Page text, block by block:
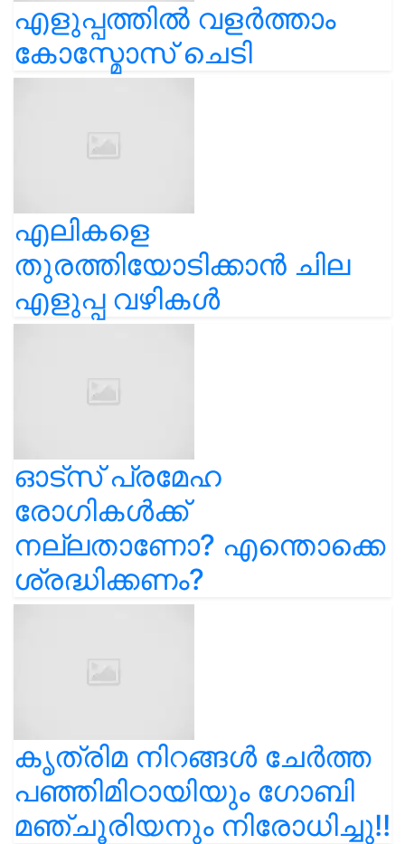
എളുപ്പത്തിൽ വളർത്താം
കോസ്മോസ് ചെടി
എലികളെ
തുരത്തിയോടിക്കാൻ ചില
എളുപ്പ വഴികൾ
ഓട്സ് പ്രമേഹ
രോഗികൾക്ക്
നല്ലതാണോ? എന്തൊക്കെ
ശ്രദ്ധിക്കണം?
കൃത്രിമ നിറങ്ങൾ ചേർത്ത
പഞ്ഞിമിഠായിയും ഗോബി
മഞ്ചൂരിയനും നിരോധിച്ചു!!